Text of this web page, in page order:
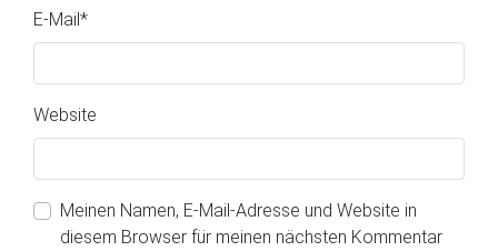
E-Mail *
Website
Meinen Namen, E-Mail-Adresse und Website in
diesem Browser für meinen nächsten Kommentar